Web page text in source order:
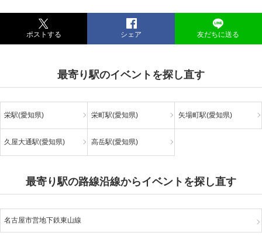
ポストする シェア 友だちに送る
最寄り駅のイベントを探し直す
栄駅(愛知県) 栄町駅(愛知県) 矢場町駅(愛知県)
久屋大通駅(愛知県) 高岳駅(愛知県)
最寄り駅の路線沿線からイベントを探し直す
名古屋市営地下鉄東山線